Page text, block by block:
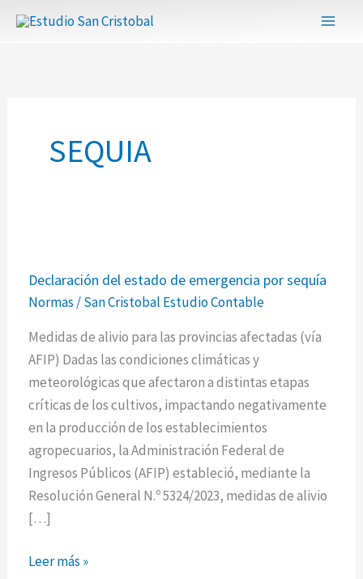
SEQUIA
Declaración del estado de emergencia por sequía
Normas /San Cristobal Estudio Contable
Medidas de alivio para las provincias afectadas (vía
AFIP) Dadas las condiciones climáticas y
meteorológicas que afectaron a distintas etapas
críticas de los cultivos, impactando negativamente
en la producción de los establecimientos
agropecuarios, la Administración Federal de
Ingresos Públicos (AFIP) estableció, mediante la
Resolución General N.º 5324/2023, medidas de alivio
[…]
del
estado
de
emergencia
sequía
Leer más »